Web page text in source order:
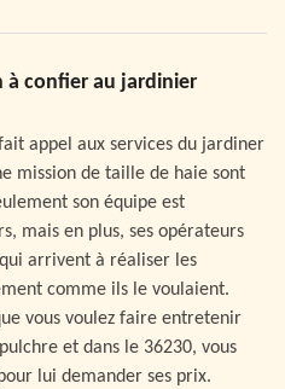
à confier au jardinier
appel aux services du jardiner
mission de taille de haie sont
son équipe est
mais en plus, ses opérateurs
arrivent à réaliser les
comme ils le voulaient.
vous voulez faire entretenir
et dans le 36230, vous
lui demander ses prix.